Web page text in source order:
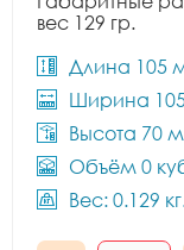
вес 129 гр.
Длина 105
Ширина
Высота 70
Объём 0
Вес: 0.129